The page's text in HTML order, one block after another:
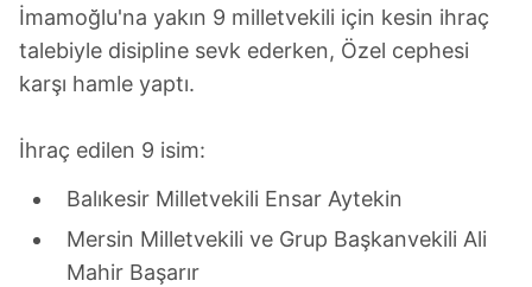
İmamoğlu'na yakın 9 milletvekili için kesin ihraç
talebiyle disipline sevk ederken, Özel cephesi
karşı hamle yaptı.
İhraç edilen 9 isim:
Balıkesir Milletvekili Ensar Aytekin
Mersin Milletvekili ve Grup Başkanvekili Ali
Mahir Başarır